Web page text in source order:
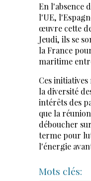
En l'absence
l'UE,
œuvre cette
Jeudi, ils se
la France
maritime
Ces
la diversité
intérêts des
que la
déboucher
terme pour
l'énergie
Mots clés: